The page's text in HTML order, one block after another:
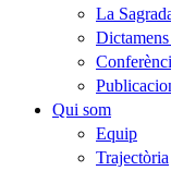
La
Qui som
Equip
Trajectòria